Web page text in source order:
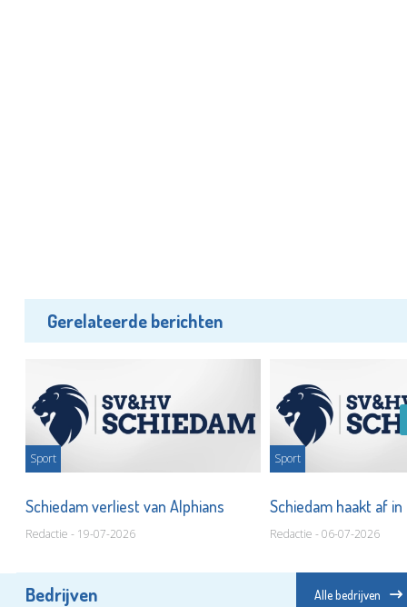
Gerelateerde berichten
Sport
Schiedam verliest van Alphians
Redactie - 19-07-2026
Sport
Schiedam haakt af
Redactie - 06-07-2026
Bedrijven Alle bedrijven